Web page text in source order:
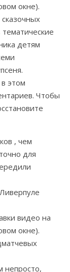
окне).
детям
этом
Чтобы
, чем
для
видео на
окне).
непросто,